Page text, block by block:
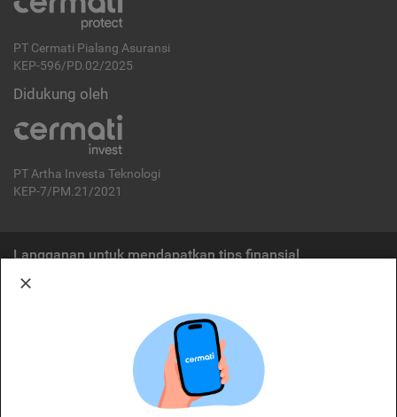
PT Cermati Pialang Asuransi
KEP-596/PD.02/2025
Didukung oleh
PT Artha Investa Teknologi
KEP-7/PM.21/2021
Langganan untuk mendapatkan tips finansial
Cermati merupakan penyelenggara agregasi jasa keuangan yang terdaftar di
OJK. Oleh karena itu, produk dan/atau layanan jasa keuangan yang
ditawarkan bukan merupakan produk dan/atau layanan jasa keuangan yang
diterbitkan oleh Cermati dan Cermati tidak bertanggung jawab atas tuntutan